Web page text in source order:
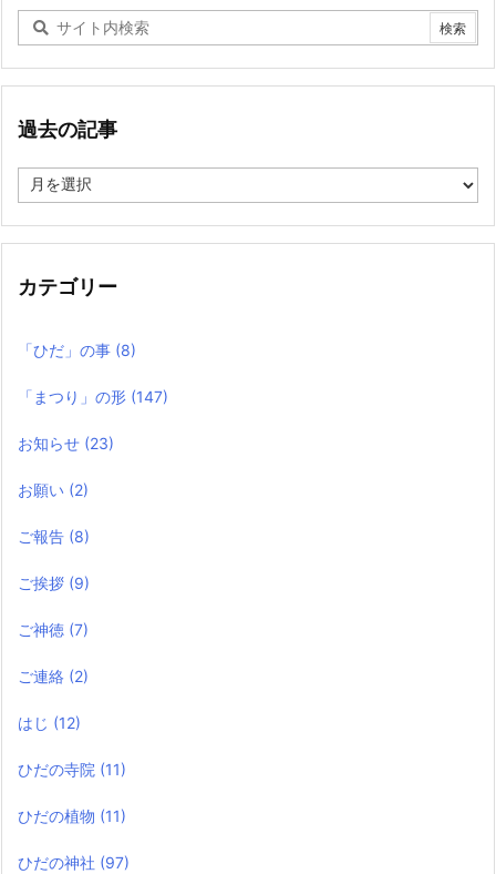
過去の記事
去
記
カテゴリー
「ひだ」の事 (8)
「まつり」の形 (147)
お知らせ (23)
お願い (2)
ご報告 (8)
ご挨拶 (9)
ご神徳 (7)
ご連絡 (2)
はじ (12)
ひだの寺院 (11)
ひだの植物 (11)
ひだの神社 (97)